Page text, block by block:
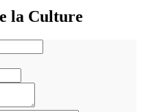
la Culture